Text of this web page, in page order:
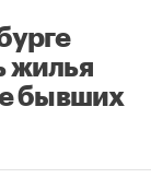
жилья
бывших